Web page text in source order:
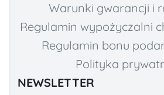
Warunki gwarancji i
Regulamin wypożyczalni
Regulamin bonu
Polityka
NEWSLETTER